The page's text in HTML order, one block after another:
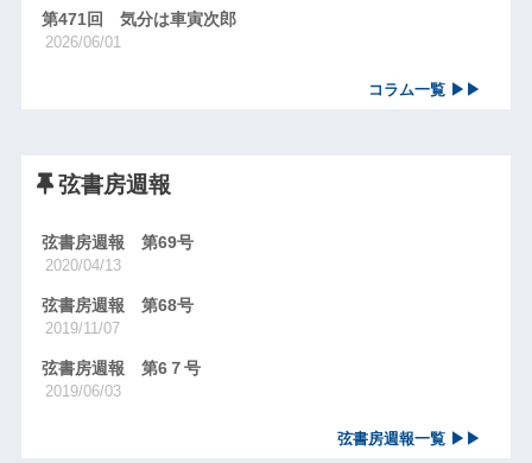
第471回 気分は車寅次郎
2026/06/01
コラム一覧 ▶▶
弦書房週報
弦書房週報 第69号
2020/04/13
弦書房週報 第68号
2019/11/07
弦書房週報 第6７号
2019/06/03
弦書房週報一覧 ▶▶